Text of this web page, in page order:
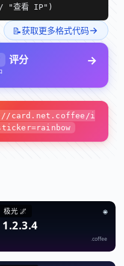
查看 IP")
📝获取更多格式代码→
评分 →
card.net.coffee/i
🌐
1.2.3.4
.coffee
极光 🌌